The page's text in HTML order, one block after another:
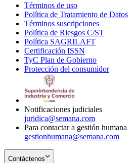
Términos de uso
in
new
window
Política de Tratamiento de Datos
Términos suscripciones
in
Política de Riesgos C/ST
Política SAGRILAFT
new
window
Certificación ISSN
in
new
TyC Plan de Gobierno
in
Protección del consumidorOpens
Notificaciones judiciales
juridica@semana.com
Para contactar a gestión humana
gestionhumana@semana.com
Contáctenos